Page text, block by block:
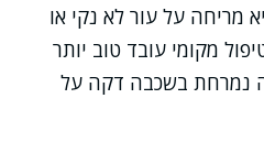
על עור לא נקי או
מקומי עובד טוב יותר
נמרחת בשכבה דקה על